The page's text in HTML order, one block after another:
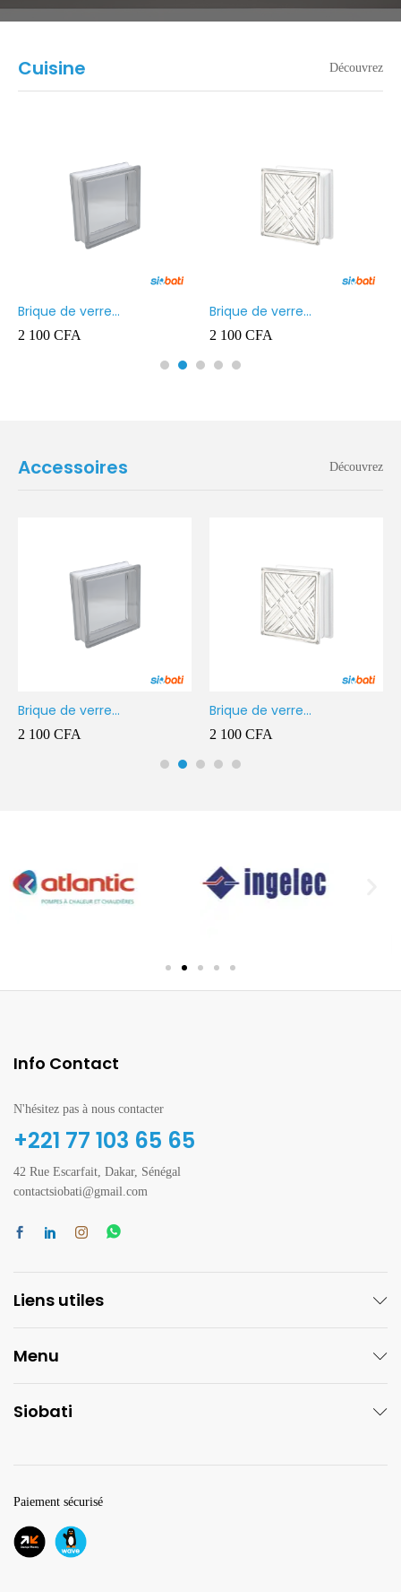
Cuisine Découvrez
Brique de verre
190X190X80MM Transparent
2 100 CFA
Brique de verre
190X190X80MM CROSS
2 100 CFA
Accessoires Découvrez
Brique de verre
190X190X80MM Transparent
2 100 CFA
Brique de verre
190X190X80MM CROSS
2 100 CFA
Info Contact
N'hésitez pas à nous contacter
+221 77 103 65 65
42 Rue Escarfait, Dakar, Sénégal
contactsiobati@gmail.com
Liens utiles
Menu
Siobati
Paiement sécurisé